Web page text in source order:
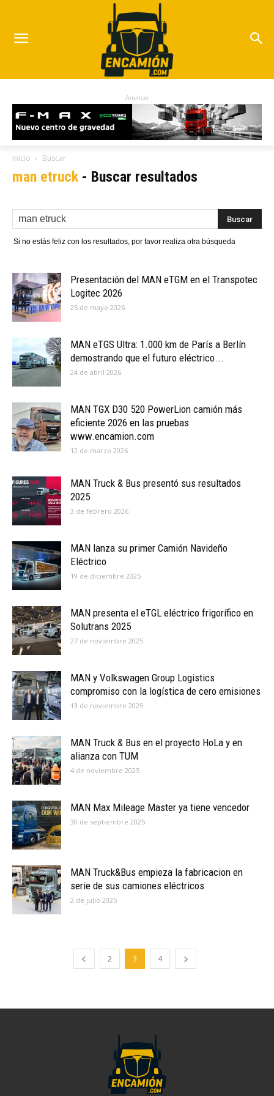
Anuncio
Inicio Buscar
man etruck - Buscar resultados
Si no estás feliz con los resultados, por favor realiza otra búsqueda
Presentación del MAN eTGM en el Transpotec
Logitec 2026
25 de mayo 2026
MAN eTGS Ultra: 1.000 km de París a Berlín
demostrando que el futuro eléctrico...
24 de abril 2026
MAN TGX D30 520 PowerLion camión más
eficiente 2026 en las pruebas
www.encamion.com
12 de marzo 2026
MAN Truck & Bus presentó sus resultados
2025
3 de febrero 2026
MAN lanza su primer Camión Navideño
Eléctrico
19 de diciembre 2025
MAN presenta el eTGL eléctrico frigorífico en
Solutrans 2025
27 de noviembre 2025
MAN y Volkswagen Group Logistics
compromiso con la logística de cero emisiones
13 de noviembre 2025
MAN Truck & Bus en el proyecto HoLa y en
alianza con TUM
4 de noviembre 2025
MAN Max Mileage Master ya tiene vencedor
30 de septiembre 2025
MAN Truck&Bus empieza la fabricacion en
serie de sus camiones eléctricos
2 de julio 2025
2 3 4